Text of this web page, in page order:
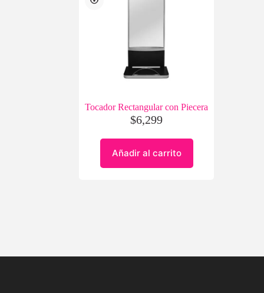
Tocador Rectangular con Piecera
$6,299
Añadir al carrito